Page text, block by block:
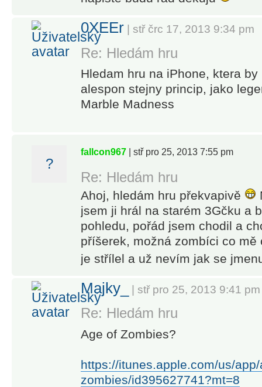
0XEEr | stř črc 17, 2013 9:34 pm
Re: Hledám hru
Hledam hru na iPhone, ktera
alespon stejny princip, jako
Marble Madness
?
fallcon967 | stř pro 25, 2013 7:55 pm
Re: Hledám hru
Ahoj, hledám hru překvapivě
jsem ji hrál na starém 3Gčku a
pohledu, pořád jsem chodil a
příšerek, možná zombíci co
je střílel a už nevím jak se
Majky_ | stř pro 25, 2013 9:41 pm
Re: Hledám hru
Age of Zombies?
https://itunes.apple.com/us/
zombies/id395627741?mt=8